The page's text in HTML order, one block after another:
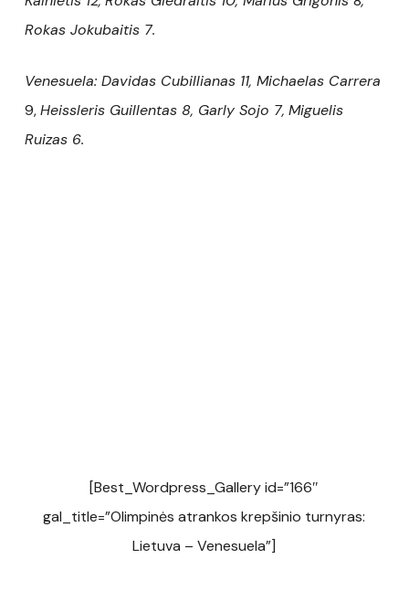
Rokas Jokubaitis 7.
Venesuela: Davidas Cubillianas 11, Michaelas Carrera
9,Heissleris Guillentas 8, Garly Sojo 7, Miguelis
Ruizas 6.
[Best_Wordpress_Gallery id=”166″
gal_title=”Olimpinės atrankos krepšinio turnyras:
Lietuva – Venesuela”]